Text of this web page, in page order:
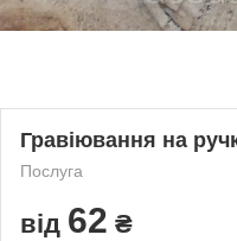
Гравіювання на
Послуга
від 62 ₴